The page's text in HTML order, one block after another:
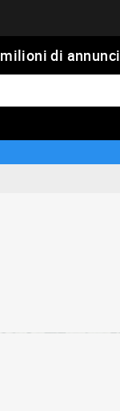
milioni di annunci